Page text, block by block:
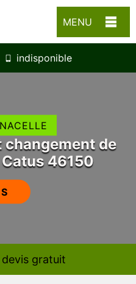
MENU
indisponible
changement de
46150
gratuit